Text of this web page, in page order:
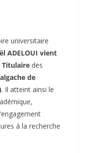
universitaire
ADELOUI vient
Titulaire des
de
. Il atteint ainsi le
à la recherche